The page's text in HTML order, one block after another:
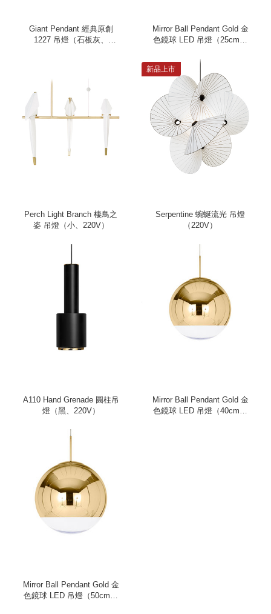
Giant Pendant 經典原創
1227 吊燈（石板灰、
Mirror Ball Pendant Gold 金
色鏡球 LED 吊燈（25cm、
Perch Light Branch 棲鳥之
姿 吊燈（小、220V）
新品上市
Serpentine 蜿蜒流光 吊燈
（220V）
A110 Hand Grenade 圓柱吊
燈（黑、220V）
Mirror Ball Pendant Gold 金
色鏡球 LED 吊燈（40cm、
Mirror Ball Pendant Gold 金
色鏡球 LED 吊燈（50cm、